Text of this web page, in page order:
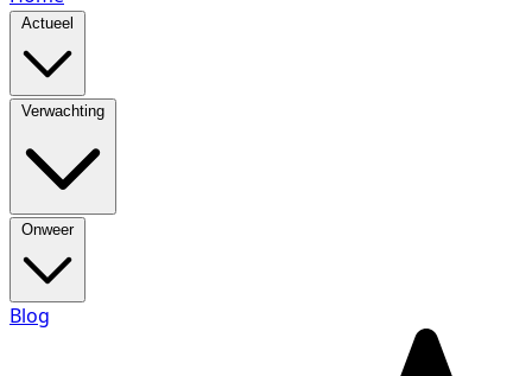
Actueel
Verwachting
Onweer
Blog